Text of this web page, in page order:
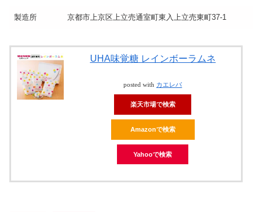
製造所 京都市上京区上立売通室町東入上立売東町37-1
UHA味覚糖 レインボーラムネ
posted with カエレバ
楽天市場で検索
Amazonで検索
Yahooで検索